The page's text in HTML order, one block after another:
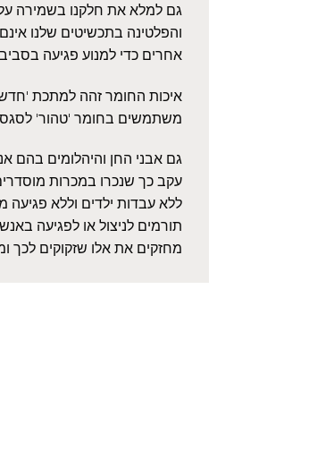
גם למלא את חלקנו בשמירה
והפלטינה בתכשיטים שלנו
אחרים כדי למנוע פגיעה
איכות החומר זהה למתכת
משתמשים בחומר 'טהור'
גם אבני החן והיהלומים בהם
עקב כך שנכרו במכרות
ללא עבדות ילדים וללא פגיעה
תורמים לניצול או לפגיעה
מחזקים את אלו שזקוקים לכך